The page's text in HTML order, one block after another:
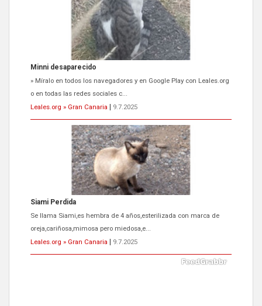
Minni desaparecido
» Míralo en todos los navegadores y en Google Play con Leales.org
o en todas las redes sociales c...
Leales.org » Gran Canaria
9.7.2025
Siami Perdida
Se llama Siami,es hembra de 4 años,esterilizada con marca de
oreja,cariñosa,mimosa pero miedosa,e...
Leales.org » Gran Canaria
9.7.2025